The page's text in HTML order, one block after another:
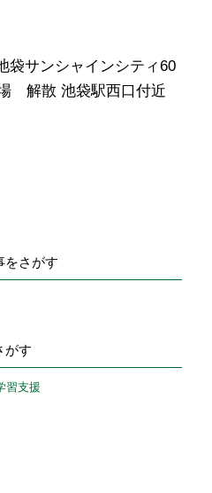
袋サンシャインシティ60
解散 池袋駅西口付近
をさがす
がす
習支援